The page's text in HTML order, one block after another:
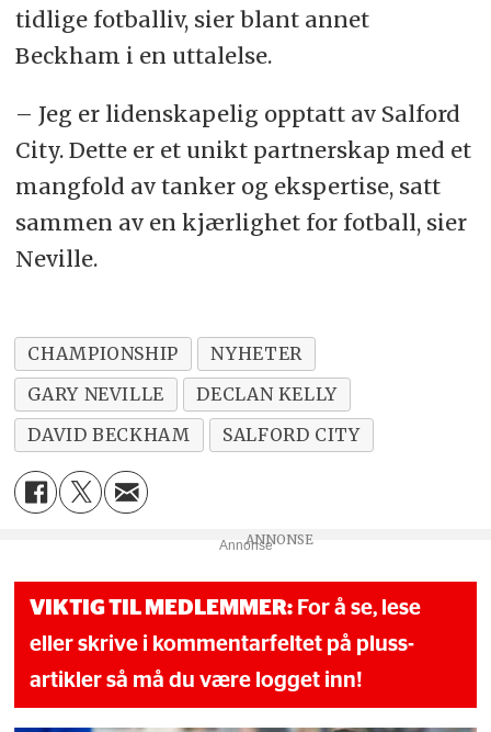
tidlige fotballiv, sier blant annet
Beckham i en uttalelse.
– Jeg er lidenskapelig opptatt av Salford
City. Dette er et unikt partnerskap med et
mangfold av tanker og ekspertise, satt
sammen av en kjærlighet for fotball, sier
Neville.
CHAMPIONSHIP
NYHETER
GARY NEVILLE
DECLAN KELLY
DAVID BECKHAM
SALFORD CITY
Annonse
VIKTIG TIL MEDLEMMER: For å se, lese
eller skrive i kommentarfeltet på pluss-
artikler så må du være logget inn!